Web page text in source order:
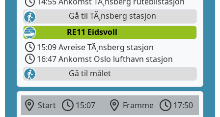
Gå til TÃ¸nsberg stasjon
RE11 Eidsvoll
15:09 Avreise TÃ¸nsberg stasjon
16:47 Ankomst Oslo lufthavn stasjon
Gå til målet
Start 15:07 Framme
17:50